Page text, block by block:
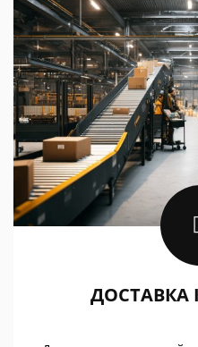
ДОСТАВКА